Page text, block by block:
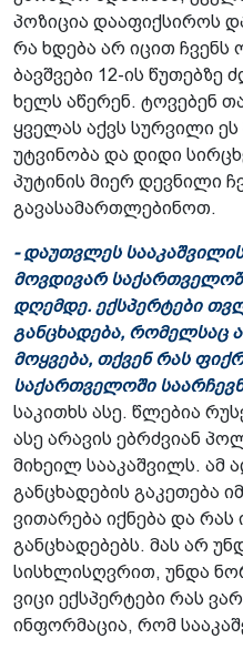
პოზიცია დააფიქსიროს
რა ხდება არ იცით ჩვენს
ბავშვები 12-ის წუთებზე
ხელს აწერენ. ტოვებენ
ყველას აქვს სურვილი
უტვინობა და დიდი
პუტინის მიერ დევნილი
გავასამართლებინოთ.
- დაუთვლეს
მოვდივარ
დღემდე. ექსპერტები
განცხადება, რომელსაც
მოყვება, თქვენ რას
საქართველოში
საკითხს ასე. წლებია
ასე არავის ებრძვიან
მიხეილ სააკაშვილს. ამ
განცხადების გაკეთება
ვითარება იქნება და რას
განცხადებებს. მას არ
სისხლისღვრით, უნდა
ვიცი ექსპერტები რას
ინფორმაცია, რომ